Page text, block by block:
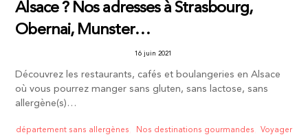
Alsace ? Nos adresses à Strasbourg,
Obernai, Munster…
16 juin 2021
Découvrez les restaurants, cafés et boulangeries en Alsace
où vous pourrez manger sans gluten, sans lactose, sans
allergène(s)…
département sans allergènes Nos destinations gourmandes
Voyager